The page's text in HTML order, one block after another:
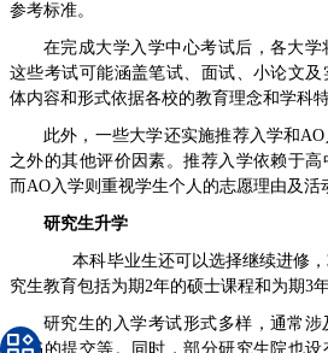
参考标准。
在完成大学入学中心考试后，各大学
这些考试可能涵盖笔试、面试、小论文
体内容和形式依据各校的教育理念和学科特
此外，一些大学还实施推荐入学和
之外的其他评价因素。推荐入学依赖于高
而AO入学则重视学生个人的志愿理由及活
研究生升学
本科毕业生还可以选择继续进修，
究生教育包括为期2年的硕士课程和为期3
研究生的入学考试形式多样，通常
划书的提交等。同时，部分研究生院也设